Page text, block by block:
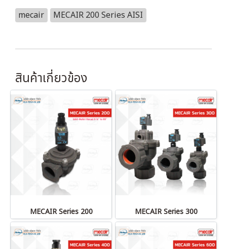
mecair MECAIR 200 Series AISI
สินค้าเกี่ยวข้อง
MECAIR Series 200 MECAIR Series 300